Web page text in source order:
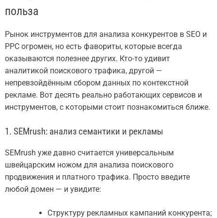
польза
Рынок инструментов для анализа конкурентов в SEO и
PPC огромен, но есть фавориты, которые всегда
оказываются полезнее других. Кто-то удивит
аналитикой поискового трафика, другой —
непревзойдённым сбором данных по контекстной
рекламе. Вот десять реально работающих сервисов и
инструментов, с которыми стоит познакомиться ближе.
1. SEMrush: анализ семантики и рекламы
SEMrush уже давно считается универсальным
швейцарским ножом для анализа поискового
продвижения и платного трафика. Просто введите
любой домен — и увидите:
Структуру рекламных кампаний конкурента;